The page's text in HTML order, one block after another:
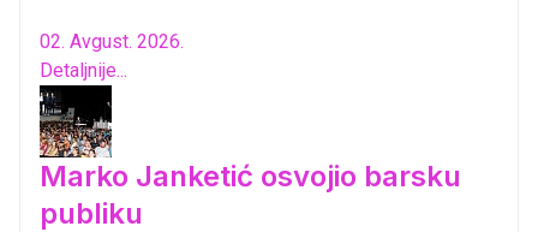
02. Avgust. 2026.
Detaljnije...
Marko Janketić osvojio barsku
publiku